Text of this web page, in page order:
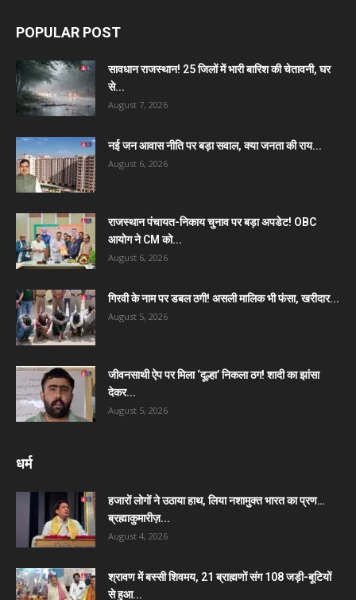
POPULAR POST
सावधान राजस्थान! 25 जिलों में भारी बारिश की चेतावनी, घर
से...
August 7, 2026
नई जन आवास नीति पर बड़ा सवाल, क्या जनता की राय...
August 6, 2026
राजस्थान पंचायत-निकाय चुनाव पर बड़ा अपडेट! OBC
आयोग ने CM को...
August 6, 2026
गिरवी के नाम पर डबल ठगी! असली मालिक भी फंसा, खरीदार...
August 5, 2026
जीवनसाथी ऐप पर मिला ‘दूल्हा’ निकला ठग! शादी का झांसा
देकर...
August 5, 2026
धर्म
हजारों लोगों ने उठाया हाथ, लिया नशामुक्त भारत का प्रण…
ब्रह्माकुमारीज़...
August 4, 2026
श्रावण में बस्सी शिवमय, 21 ब्राह्मणों संग 108 जड़ी-बूटियों
से हुआ...